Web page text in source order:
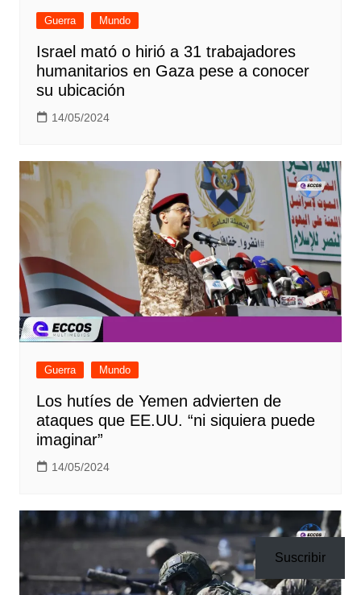
Guerra Mundo
Israel mató o hirió a 31 trabajadores
humanitarios en Gaza pese a conocer
su ubicación
14/05/2024
Guerra Mundo
Los hutíes de Yemen advierten de
ataques que EE.UU. “ni siquiera puede
imaginar”
14/05/2024
Suscribir